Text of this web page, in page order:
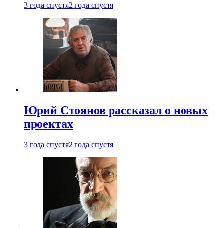
3 года спустя2 года спустя
Юрий Стоянов рассказал о новых
проектах
3 года спустя2 года спустя